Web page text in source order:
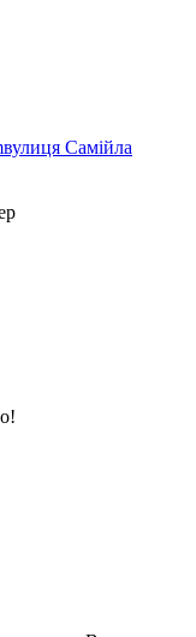
вулиця Самійла